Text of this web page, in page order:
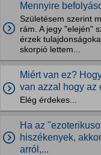
Mennyire
Születésem szerint
rám. A jegy "elején"
érzek
skorpió lettem...
Miért van ez?
van azzal hogy az
Elég érdekes...
Ha az
hiszékenyek,
arról,...